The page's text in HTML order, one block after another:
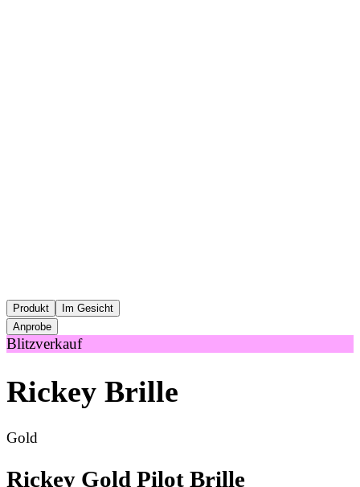
Produkt
Im Gesicht
Anprobe
Blitzverkauf
Rickey Brille
Gold
Rickey Gold Pilot Brille